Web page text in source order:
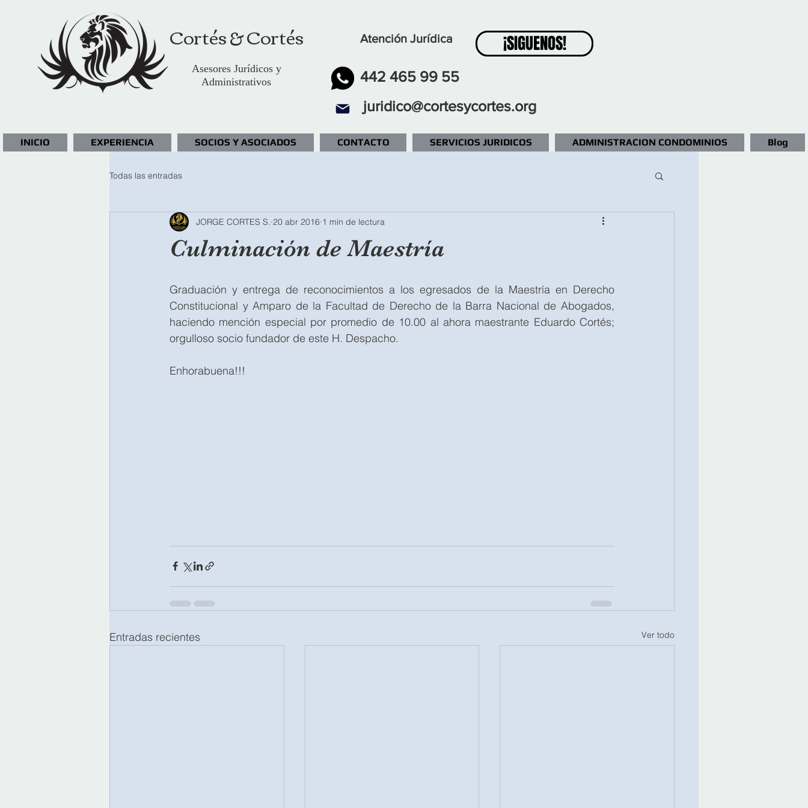
Cortés & Cortés
Asesores Jurídicos y
Administrativos
442 465 99 55
¡SIGUENOS!
Atención Jurídica
juridico@cortesycortes.org
INICIO EXPERIENCIA SOCIOS Y ASOCIADOS CONTACTO SERVICIOS JURIDICOS ADMINISTRACION CONDOMINIOS Blog
Todas las entradas
Culminación de Maestría
JORGE CORTES S. 20 abr 2016 1 min de lectura
Graduación y entrega de reconocimientos a los egresados de la Maestría en Derecho
Constitucional y Amparo de la Facultad de Derecho de la Barra Nacional de Abogados,
haciendo mención especial por promedio de 10.00 al ahora maestrante Eduardo Cortés;
orgulloso socio fundador de este H. Despacho.
Enhorabuena!!!
Entradas recientes Ver todo